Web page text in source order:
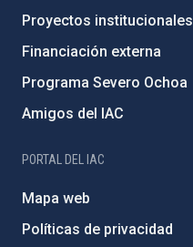
Proyectos institucionales
Financiación externa
Programa Severo Ochoa
Amigos del IAC
PORTAL DEL IAC
Mapa web
Políticas de privacidad